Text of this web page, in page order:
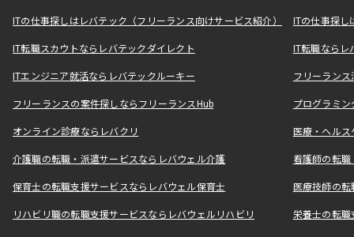
ITの仕事探しはレバテック（フリーランス向けサービス紹介） ITの仕事探
IT転職スカウトならレバテックダイレクト IT転職なら
ITエンジニア就活ならレバテックルーキー フリーラン
フリーランスの案件探しならフリーランスHub プログラミ
オンライン診療ならレバクリ 医療・ヘル
介護職の転職・派遣サービスならレバウェル介護 看護師の転
保育士の転職支援サービスならレバウェル保育士 医療技師の
リハビリ職の転職支援サービスならレバウェルリハビリ 栄養士の転